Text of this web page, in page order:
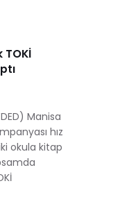
TOKİ
Manisa
hız
okula kitap